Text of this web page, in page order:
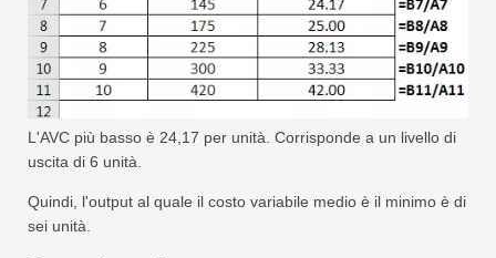
L'AVC più basso è 24,17 per unità. Corrisponde a un livello di
uscita di 6 unità.
Quindi, l'output al quale il costo variabile medio è il minimo è di
sei unità.